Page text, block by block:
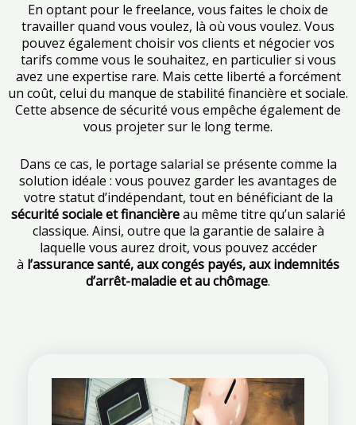
En optant pour le freelance, vous faites le choix de
travailler quand vous voulez, là où vous voulez. Vous
pouvez également choisir vos clients et négocier vos
tarifs comme vous le souhaitez, en particulier si vous
avez une expertise rare. Mais cette liberté a forcément
un coût, celui du manque de stabilité financière et sociale.
Cette absence de sécurité vous empêche également de
vous projeter sur le long terme.
Dans ce cas, le portage salarial se présente comme la
solution idéale : vous pouvez garder les avantages de
votre statut d’indépendant, tout en bénéficiant de la
sécurité sociale et financièreau même titre qu’un salarié
classique. Ainsi, outre que la garantie de salaire à
laquelle vous aurez droit, vous pouvez accéder
à l’assurance santé, aux congés payés, aux indemnités
d’arrêt-maladie et au chômage.